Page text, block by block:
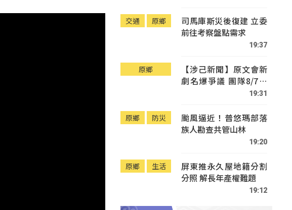
交通 原鄉
司馬庫斯災後復建 立委
前往考察盤點需求
19:37
原鄉
【涉己新聞】原文會新
劇名爆爭議 團隊8/7赴
19:31
原鄉 防災
颱風逼近！普悠瑪部落
族人勘查共管山林
19:20
原鄉 生活
屏東推永久屋地籍分割
分照 解長年產權難題
19:12